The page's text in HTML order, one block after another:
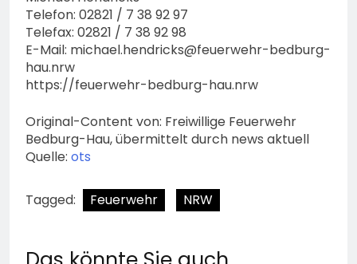
Telefon: 02821 / 7 38 92 97
Telefax: 02821 / 7 38 92 98
E-Mail: michael.hendricks@feuerwehr-bedburg-
hau.nrw
https://feuerwehr-bedburg-hau.nrw
Original-Content von: Freiwillige Feuerwehr
Bedburg-Hau, übermittelt durch news aktuell
Quelle: ots
Tagged: Feuerwehr NRW